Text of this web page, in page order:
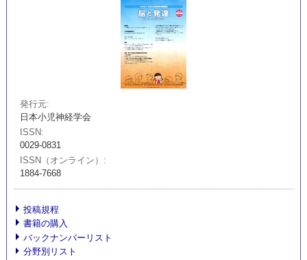
発行元
日本小児神経学会
ISSN
0029-0831
ISSN（オンライン）
1884-7668
投稿規程
書籍の購入
バックナンバーリスト
分野別リスト